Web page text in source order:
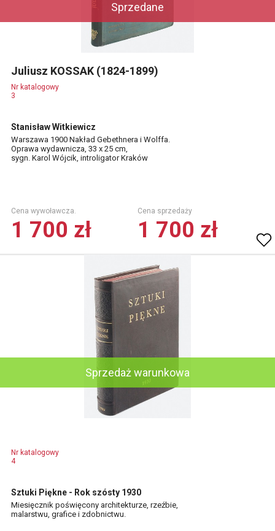
Sprzedane
Juliusz KOSSAK (1824-1899)
Nr katalogowy
3
Stanisław Witkiewicz
Warszawa 1900 Nakład Gebethnera i Wolffa.
Oprawa wydawnicza, 33 x 25 cm,
sygn. Karol Wójcik, introligator Kraków
Cena wywoławcza.
1 700 zł
Cena sprzedaży
1 700 zł
Sprzedaż warunkowa
Nr katalogowy
4
Sztuki Piękne - Rok szósty 1930
Miesięcznik poświęcony architekturze, rzeźbie,
malarstwu, grafice i zdobnictwu.